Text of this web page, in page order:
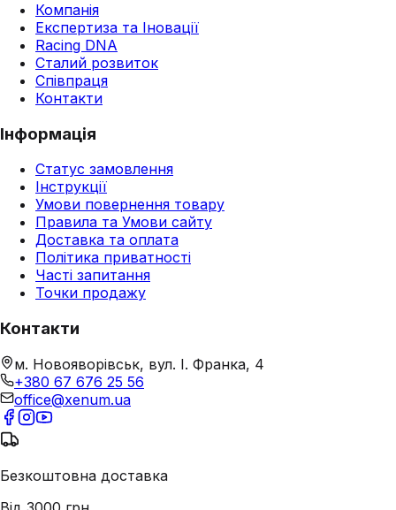
Компанія
Експертиза та Іновації
Racing DNA
Сталий розвиток
Співпраця
Контакти
Інформація
Статус замовлення
Інструкції
Умови повернення товару
Правила та Умови сайту
Доставка та оплата
Політика приватності
Часті запитання
Точки продажу
Контакти
м. Новояворівськ, вул. І. Франка, 4
+380 67 676 25 56
office@xenum.ua
Безкоштовна доставка